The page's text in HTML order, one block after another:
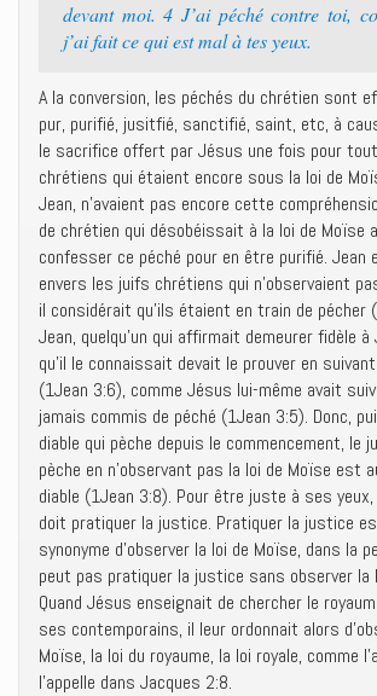
devant moi. 4 J’ai péché contre toi,
j’ai fait ce qui est mal à tes yeux.
A la conversion, les péchés du chrétien sont
pur, purifié, jusitfié, sanctifié, saint, etc, à
le sacrifice offert par Jésus une fois pour
chrétiens qui étaient encore sous la loi de
Jean, n’avaient pas encore cette
de chrétien qui désobéissait à la loi de Moïse
confesser ce péché pour en être purifié.
envers les juifs chrétiens qui n’observaient
il considérait qu’ils étaient en train de pécher
Jean, quelqu’un qui affirmait demeurer fidèle
qu’il le connaissait devait le prouver en
(1Jean 3:6), comme Jésus lui-même avait
jamais commis de péché (1Jean 3:5). Donc,
diable qui pèche depuis le commencement, le
pèche en n’observant pas la loi de Moïse est
diable (1Jean 3:8). Pour être juste à ses
doit pratiquer la justice. Pratiquer la justice
synonyme d’observer la loi de Moïse, dans la
peut pas pratiquer la justice sans observer la
Quand Jésus enseignait de chercher le
ses contemporains, il leur ordonnait alors
Moïse, la loi du royaume, la loi royale, comme
l’appelle dans Jacques 2:8.